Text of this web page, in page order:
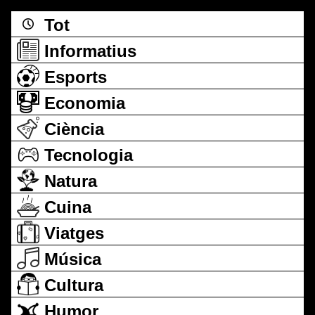
Tot
Informatius
Esports
Economia
Ciència
Tecnologia
Natura
Cuina
Viatges
Música
Cultura
Humor